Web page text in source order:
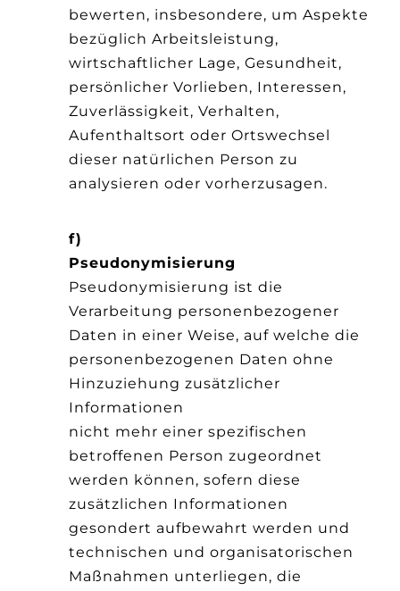
bewerten, insbesondere, um Aspekte
bezüglich Arbeitsleistung,
wirtschaftlicher Lage, Gesundheit,
persönlicher Vorlieben, Interessen,
Zuverlässigkeit, Verhalten,
Aufenthaltsort oder Ortswechsel
dieser natürlichen Person zu
analysieren oder vorherzusagen.
f)
Pseudonymisierung
Pseudonymisierung ist die
Verarbeitung personenbezogener
Daten in einer Weise, auf welche die
personenbezogenen Daten ohne
Hinzuziehung zusätzlicher
Informationen
nicht mehr einer spezifischen
betroffenen Person zugeordnet
werden können, sofern diese
zusätzlichen Informationen
gesondert aufbewahrt werden und
technischen und organisatorischen
Maßnahmen unterliegen, die